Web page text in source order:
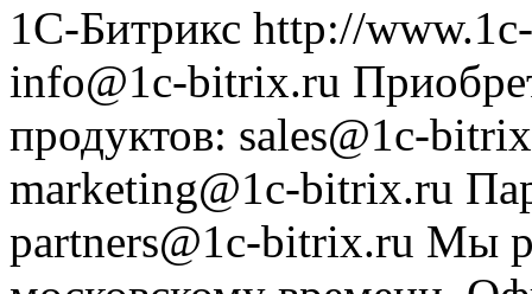
1С-Битрикс http://
info@1c-bitrix.ru
продуктов: sales@1c-
marketing@1c-bitrix.ru
partners@1c-bitrix.ru Мы